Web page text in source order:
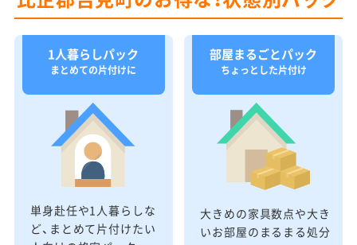
1人暮らしパック
まとめての片付けに
単身赴任や1人暮らしな
ど、まとめて片付けたい
部屋まるごとパック
ちょっとした片付け
大きめの家具数点や大き
いお部屋のまるまる処分